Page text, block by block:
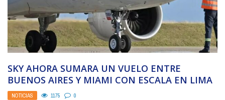
SKY AHORA SUMARA UN VUELO ENTRE
BUENOS AIRES Y MIAMI CON ESCALA EN LIMA
A ...
NOTICIAS 1175 0